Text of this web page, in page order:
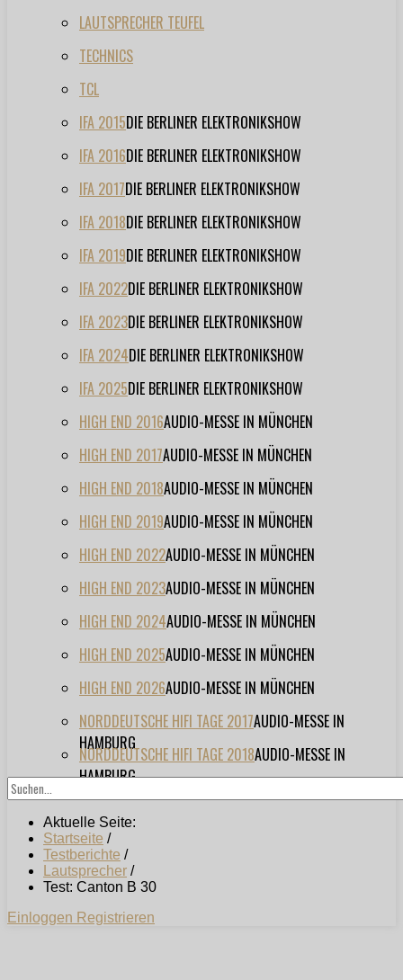
LAUTSPRECHER TEUFEL
TECHNICS
TCL
IFA 2015DIE BERLINER ELEKTRONIKSHOW
IFA 2016DIE BERLINER ELEKTRONIKSHOW
IFA 2017DIE BERLINER ELEKTRONIKSHOW
IFA 2018DIE BERLINER ELEKTRONIKSHOW
IFA 2019DIE BERLINER ELEKTRONIKSHOW
IFA 2022DIE BERLINER ELEKTRONIKSHOW
IFA 2023DIE BERLINER ELEKTRONIKSHOW
IFA 2024DIE BERLINER ELEKTRONIKSHOW
IFA 2025DIE BERLINER ELEKTRONIKSHOW
HIGH END 2016AUDIO-MESSE IN MÜNCHEN
HIGH END 2017AUDIO-MESSE IN MÜNCHEN
HIGH END 2018AUDIO-MESSE IN MÜNCHEN
HIGH END 2019AUDIO-MESSE IN MÜNCHEN
HIGH END 2022AUDIO-MESSE IN MÜNCHEN
HIGH END 2023AUDIO-MESSE IN MÜNCHEN
HIGH END 2024AUDIO-MESSE IN MÜNCHEN
HIGH END 2025AUDIO-MESSE IN MÜNCHEN
HIGH END 2026AUDIO-MESSE IN MÜNCHEN
NORDDEUTSCHE HIFI TAGE 2017AUDIO-MESSE IN
HAMBURG
NORDDEUTSCHE HIFI TAGE 2018AUDIO-MESSE IN
HAMBURG
Aktuelle Seite:
Startseite /
Testberichte /
Lautsprecher /
Test: Canton B 30
Einloggen Registrieren